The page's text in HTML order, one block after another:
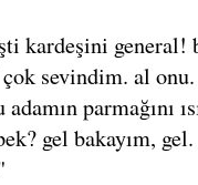
kardeşini
sevindim. al
parmağını
gel bakayım, gel.